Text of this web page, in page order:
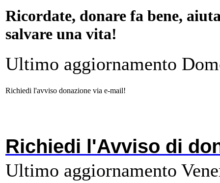
Ricordate, donare fa bene,
salvare una vita!
Ultimo aggiornamento
Richiedi l'avviso donazione via e-mail!
Richiedi l'Avviso di
Ultimo aggiornamento